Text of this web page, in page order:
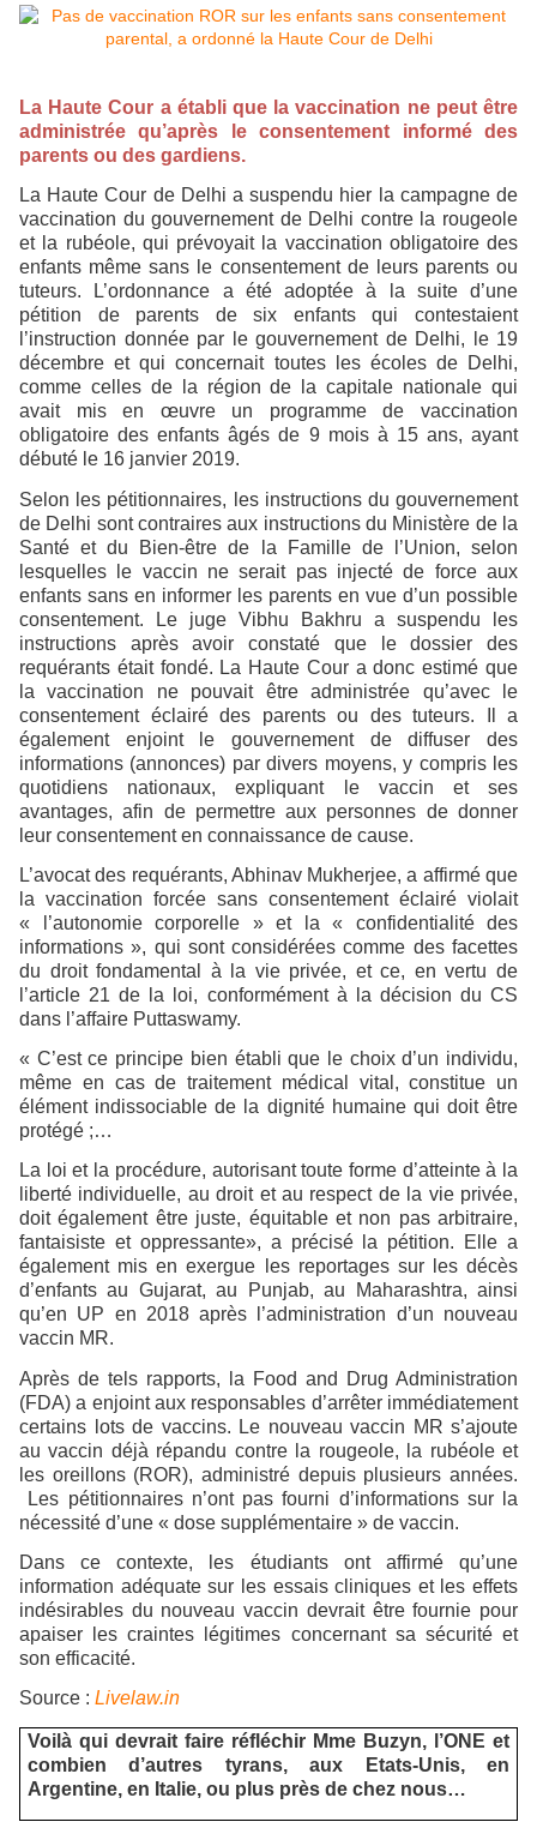
La Haute Cour a établi que la vaccination ne peut être
administrée qu’après le consentement informé des
parents ou des gardiens.
La Haute Cour de Delhi a suspendu hier la campagne de
vaccination du gouvernement de Delhi contre la rougeole
et la rubéole, qui prévoyait la vaccination obligatoire des
enfants même sans le consentement de leurs parents ou
tuteurs. L’ordonnance a été adoptée à la suite d’une
pétition de parents de six enfants qui contestaient
l’instruction donnée par le gouvernement de Delhi, le 19
décembre et qui concernait toutes les écoles de Delhi,
comme celles de la région de la capitale nationale qui
avait mis en œuvre un programme de vaccination
obligatoire des enfants âgés de 9 mois à 15 ans, ayant
débuté le 16 janvier 2019.
Selon les pétitionnaires, les instructions du gouvernement
de Delhi sont contraires aux instructions du Ministère de la
Santé et du Bien-être de la Famille de l’Union, selon
lesquelles le vaccin ne serait pas injecté de force aux
enfants sans en informer les parents en vue d’un possible
consentement. Le juge Vibhu Bakhru a suspendu les
instructions après avoir constaté que le dossier des
requérants était fondé. La Haute Cour a donc estimé que
la vaccination ne pouvait être administrée qu’avec le
consentement éclairé des parents ou des tuteurs. Il a
également enjoint le gouvernement de diffuser des
informations (annonces) par divers moyens, y compris les
quotidiens nationaux, expliquant le vaccin et ses
avantages, afin de permettre aux personnes de donner
leur consentement en connaissance de cause.
L’avocat des requérants, Abhinav Mukherjee, a affirmé que
la vaccination forcée sans consentement éclairé violait
« l’autonomie corporelle » et la « confidentialité des
informations », qui sont considérées comme des facettes
du droit fondamental à la vie privée, et ce, en vertu de
l’article 21 de la loi, conformément à la décision du CS
dans l’affaire Puttaswamy.
« C’est ce principe bien établi que le choix d’un individu,
même en cas de traitement médical vital, constitue un
élément indissociable de la dignité humaine qui doit être
protégé ;…
La loi et la procédure, autorisant toute forme d’atteinte à la
liberté individuelle, au droit et au respect de la vie privée,
doit également être juste, équitable et non pas arbitraire,
fantaisiste et oppressante», a précisé la pétition. Elle a
également mis en exergue les reportages sur les décès
d’enfants au Gujarat, au Punjab, au Maharashtra, ainsi
qu’en UP en 2018 après l’administration d’un nouveau
vaccin MR.
Après de tels rapports, la Food and Drug Administration
(FDA) a enjoint aux responsables d’arrêter immédiatement
certains lots de vaccins. Le nouveau vaccin MR s’ajoute
au vaccin déjà répandu contre la rougeole, la rubéole et
les oreillons (ROR), administré depuis plusieurs années.
Les pétitionnaires n’ont pas fourni d’informations sur la
nécessité d’une « dose supplémentaire » de vaccin.
Dans ce contexte, les étudiants ont affirmé qu’une
information adéquate sur les essais cliniques et les effets
indésirables du nouveau vaccin devrait être fournie pour
apaiser les craintes légitimes concernant sa sécurité et
son efficacité.
Source : Livelaw.in
Voilà qui devrait faire réfléchir Mme Buzyn, l’ONE et
combien d’autres tyrans, aux Etats-Unis, en
Argentine, en Italie, ou plus près de chez nous…